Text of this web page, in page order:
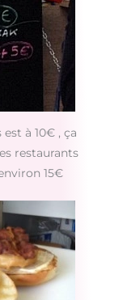
à 10€ , ça
restaurants
15€